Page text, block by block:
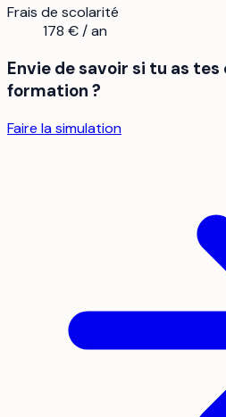
Frais de scolarité
178 € / an
Envie de savoir si tu as
formation ?
Faire la simulation